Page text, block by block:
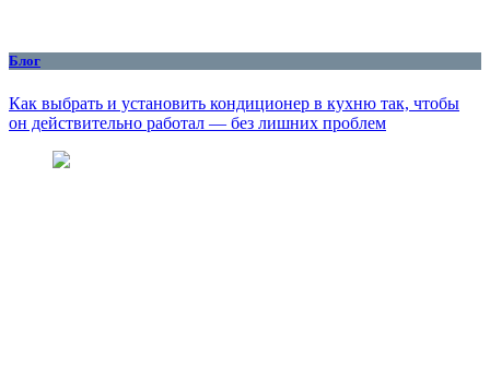
Блог
Как выбрать и установить кондиционер в кухню так, чтобы
он действительно работал — без лишних проблем